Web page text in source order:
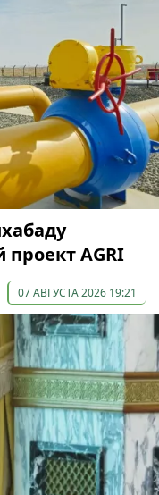
AGRI
07 АВГУСТА 2026 19:21